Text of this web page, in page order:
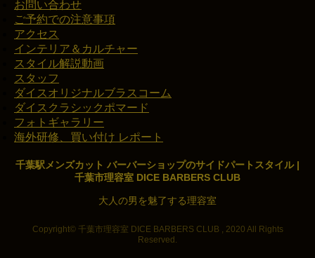
お問い合わせ
ご予約での注意事項
アクセス
インテリア＆カルチャー
スタイル解説動画
スタッフ
ダイスオリジナルブラスコーム
ダイスクラシックポマード
フォトギャラリー
海外研修、買い付け レポート
千葉駅メンズカット バーバーショップのサイドパートスタイル |
千葉市理容室 DICE BARBERS CLUB
大人の男を魅了する理容室
Copyright© 千葉市理容室 DICE BARBERS CLUB , 2020 All Rights
Reserved.